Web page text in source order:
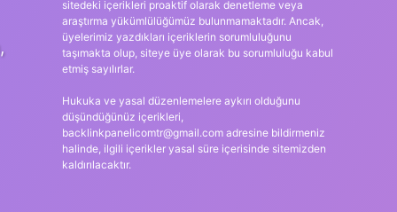
sitedeki içerikleri proaktif olarak denetleme veya
araştırma yükümlülüğümüz bulunmamaktadır. Ancak,
üyelerimiz yazdıkları içeriklerin sorumluluğunu
taşımakta olup, siteye üye olarak bu sorumluluğu kabul
etmiş sayılırlar.
Hukuka ve yasal düzenlemelere aykırı olduğunu
düşündüğünüz içerikleri,
backlinkpanelicomtr@gmail.comadresine bildirmeniz
halinde, ilgili içerikler yasal süre içerisinde sitemizden
kaldırılacaktır.